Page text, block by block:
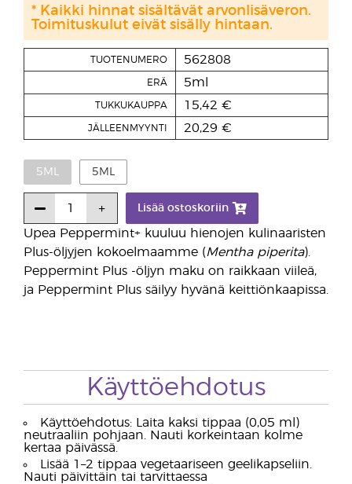
Upea Peppermint+ kuuluu hienojen kulinaaristen
Plus-öljyjen kokoelmaamme (Mentha piperita).
Peppermint Plus -öljyn maku on raikkaan viileä,
ja Peppermint Plus säilyy hyvänä keittiönkaapissa.
TUOTENUMERO 562808
ERÄ 5ml
TUKKUKAUPPA 15,42 €
JÄLLEENMYYNTI 20,29 €
5ML 5ML
Lisää ostoskoriin
* Kaikki hinnat sisältävät arvonlisäveron.
Toimituskulut eivät sisälly hintaan.
Käyttöehdotus
Käyttöehdotus: Laita kaksi tippaa (0,05 ml)
neutraaliin pohjaan. Nauti korkeintaan kolme
kertaa päivässä.
Lisää 1–2 tippaa vegetaariseen geelikapseliin.
Nauti päivittäin tai tarvittaessa